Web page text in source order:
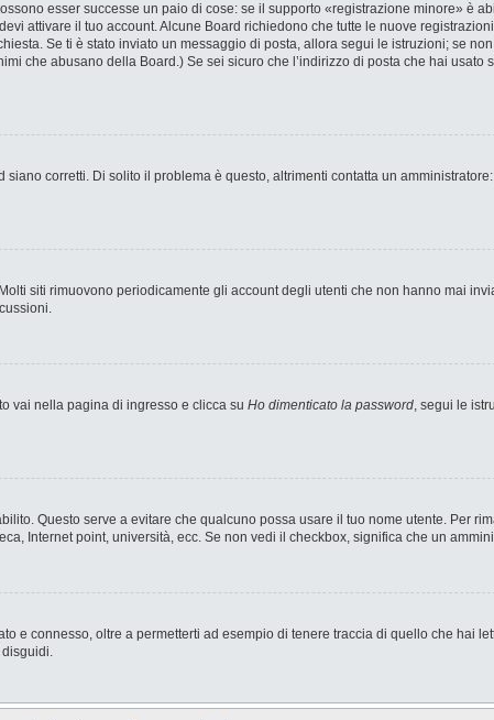
esser successe un paio di cose: se il supporto «registrazione minore» è
attivare il tuo account. Alcune Board richiedono che tutte le nuove
Se ti è stato inviato un messaggio di posta, allora segui le istruzioni; se
che abusano della Board.) Se sei sicuro che l’indirizzo di posta che hai usato
corretti. Di solito il problema è questo, altrimenti contatta un
siti rimuovono periodicamente gli account degli utenti che non hanno mai
vai nella pagina di ingresso e clicca su Ho dimenticato la password, segui le
Questo serve a evitare che qualcuno possa usare il tuo nome utente. Per
Internet point, università, ecc. Se non vedi il checkbox, significa che un
e connesso, oltre a permetterti ad esempio di tenere traccia di quello che hai